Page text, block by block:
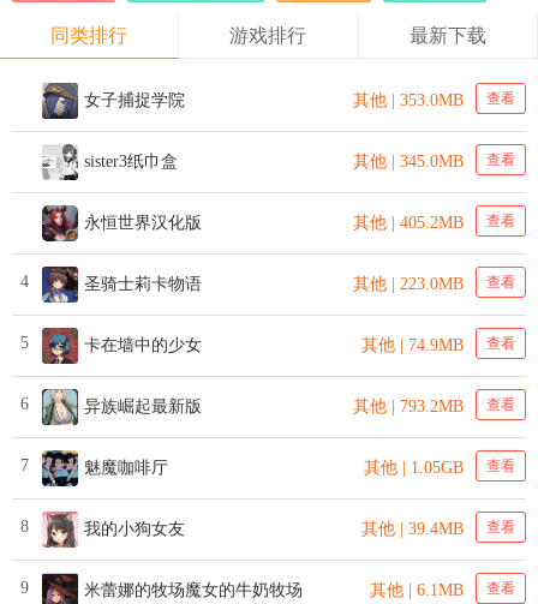
同类排行 游戏排行 最新下载
女子捕捉学院 其他 | 353.0MB 查看
sister3纸巾盒 其他 | 345.0MB 查看
永恒世界汉化版 其他 | 405.2MB 查看
4 圣骑士莉卡物语 其他 | 223.0MB 查看
5 卡在墙中的少女 其他 | 74.9MB 查看
6 异族崛起最新版 其他 | 793.2MB 查看
7 魅魔咖啡厅 其他 | 1.05GB 查看
8 我的小狗女友 其他 | 39.4MB 查看
9 米蕾娜的牧场魔女的牛奶牧场 其他 | 6.1MB 查看